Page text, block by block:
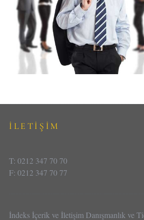
İLETİŞİM
T: 0212 347 70 70
F: 0212 347 70 77
İndeks İçerik ve İletişim Danışmanlık ve